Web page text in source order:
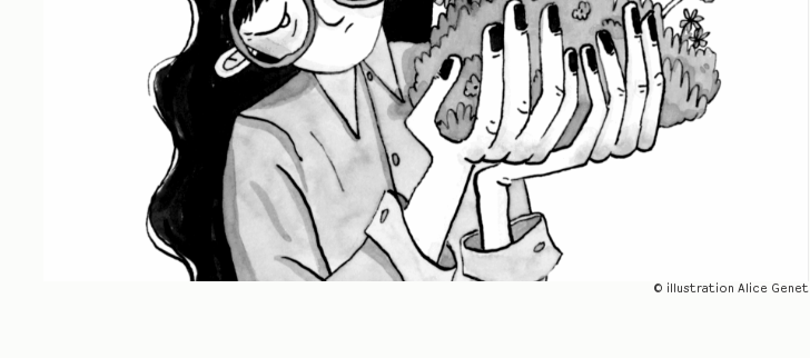
© illustration Alice Genet